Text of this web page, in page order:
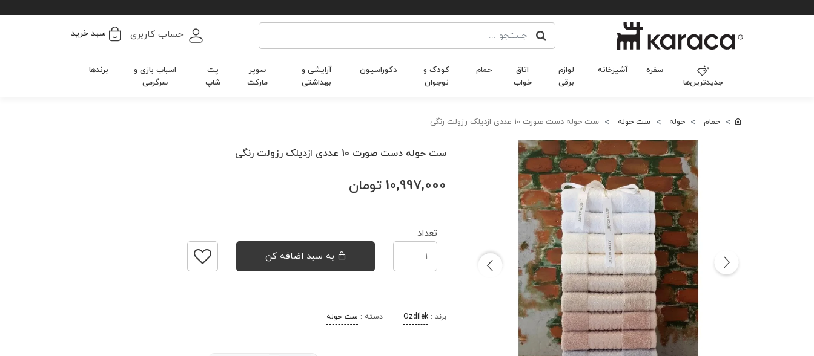
حساب کاربری سبد خرید
جدیدترین‌ها
سفره آشپزخانه
لوازم
برقی
اتاق
خواب
حمام
کودک و
نوجوان
دکوراسیون
آرایشی و
بهداشتی
سوپر
مارکت
پت
شاپ
اسباب بازی و
سرگرمی
برندها
حمام حوله ست حوله ست حوله دست صورت 10 عددی ازدیلک رزولت رنگی
ست حوله دست صورت 10 عددی ازدیلک رزولت رنگی
10,997,000 تومان
تعداد
برند : Ozdilek دسته : ست حوله